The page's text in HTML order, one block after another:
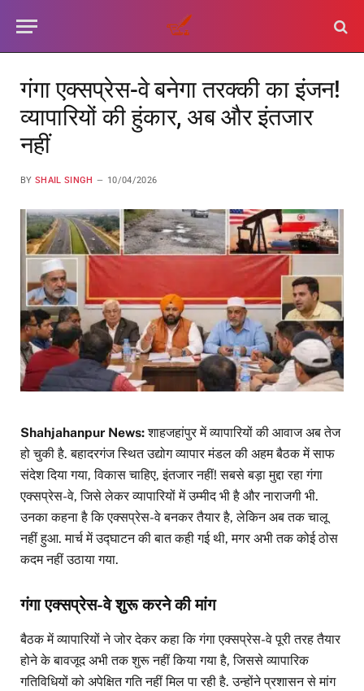
गंगा एक्सप्रेस-वे बनेगा तरक्की का इंजन!
व्यापारियों की हुंकार, अब और इंतजार
नहीं
BY SHAIL SINGH 10/04/2026
Shahjahanpur News:शाहजहांपुर में व्यापारियों की आवाज अब तेज
हो चुकी है. बहादरगंज स्थित उद्योग व्यापार मंडल की अहम बैठक में साफ
संदेश दिया गया, विकास चाहिए, इंतजार नहीं! सबसे बड़ा मुद्दा रहा गंगा
एक्सप्रेस-वे, जिसे लेकर व्यापारियों में उम्मीद भी है और नाराजगी भी.
उनका कहना है कि एक्सप्रेस-वे बनकर तैयार है, लेकिन अब तक चालू
नहीं हुआ. मार्च में उद्घाटन की बात कही गई थी, मगर अभी तक कोई ठोस
कदम नहीं उठाया गया.
गंगा एक्सप्रेस-वे शुरू करने की मांग
बैठक में व्यापारियों ने जोर देकर कहा कि गंगा एक्सप्रेस-वे पूरी तरह तैयार
होने के बावजूद अभी तक शुरू नहीं किया गया है, जिससे व्यापारिक
गतिविधियों को अपेक्षित गति नहीं मिल पा रही है. उन्होंने प्रशासन से मांग